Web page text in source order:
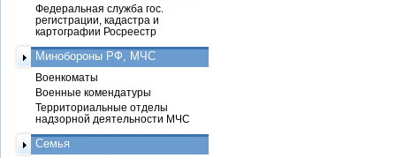
Федеральная служба гос.
регистрации, кадастра и
картографии Росреестр
Минобороны РФ, МЧС
Военкоматы
Военные комендатуры
Территориальные отделы
надзорной деятельности МЧС
Семья